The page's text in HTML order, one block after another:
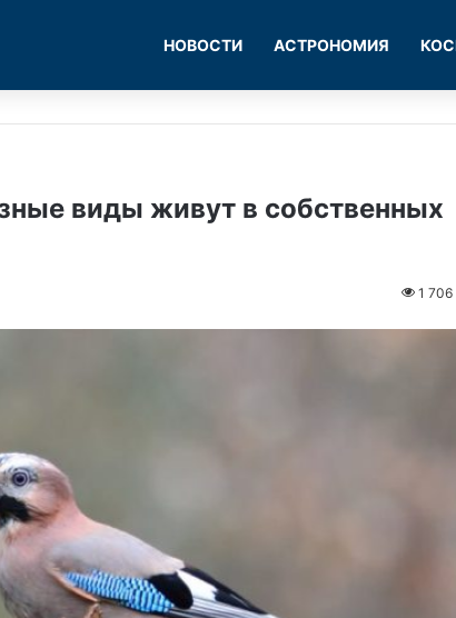
НОВОСТИ АСТРОНОМИЯ
виды живут в собственных
1 706